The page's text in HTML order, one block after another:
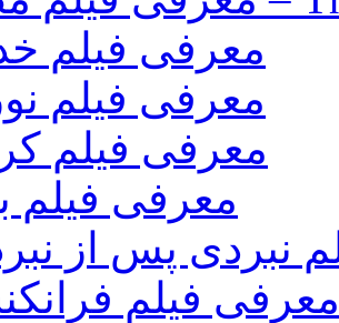
معرفی فیلم
معرفی فیلم
معرفی فیلم
معرفی فیلم
نبردی پس از
معرفی فیلم